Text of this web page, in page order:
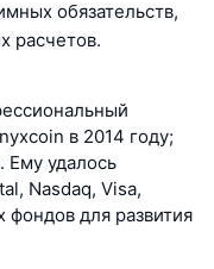
обязательств,
расчетов.
в 2014 году;
Ему удалось
Nasdaq, Visa,
фондов для развития